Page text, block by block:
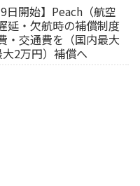
日開始】Peach（航空
延・欠航時の補償制度
交通費を（国内最大
2万円）補償へ